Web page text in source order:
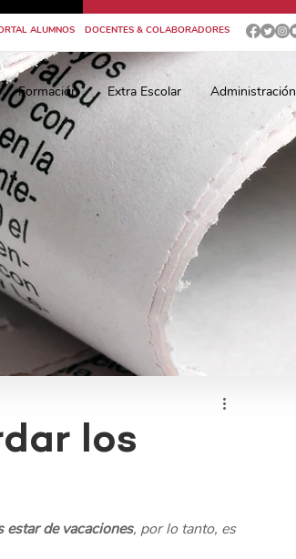
ALUMNOS DOCENTES & COLABORADORES
Formación Extra Escolar Administración
los
estar de vacaciones, por lo tanto, es